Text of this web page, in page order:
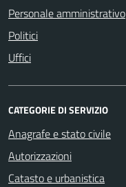
Personale amministrativo
Politici
Uffici
CATEGORIE DI SERVIZIO
Anagrafe e stato civile
Autorizzazioni
Catasto e urbanistica